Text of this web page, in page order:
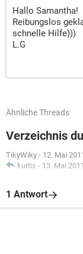
Hallo Samantha!
Reibungslos
schnelle Hilfe)))
L.G
Ähnliche Threads
Verzeichnis
TikyWiky - 12. Mai
kurtis - 13. Mai
1 Antwort